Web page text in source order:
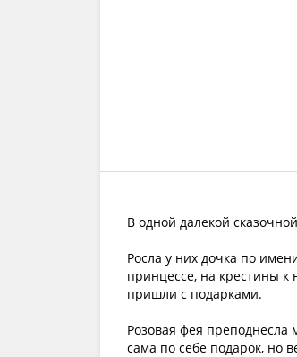
В одной далекой
Росла у них дочка по
принцессе, на крестины
пришли с подарками.
Розовая фея
сама по себе подарок, но